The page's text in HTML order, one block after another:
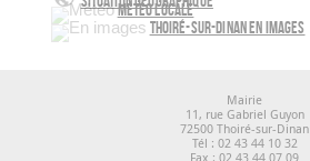
Météo locale
Thoiré-sur-Dinan en images
Mairie
11, rue Gabriel Guyon
72500 Thoiré-sur-Dinan
Tél : 02 43 44 10 32
Fax : 02 43 44 07 09